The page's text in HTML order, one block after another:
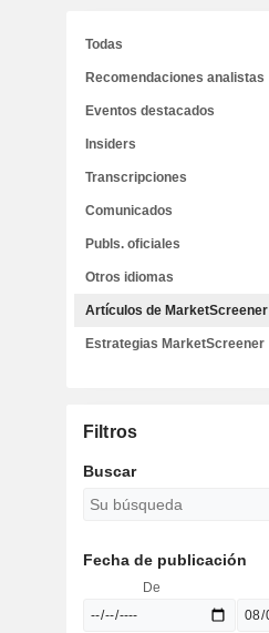
Todas
Recomendaciones analistas
Eventos destacados
Insiders
Transcripciones
Comunicados
Publs. oficiales
Otros idiomas
Artículos de MarketScreener
Estrategias MarketScreener
Filtros
Buscar
Fecha de publicación
De